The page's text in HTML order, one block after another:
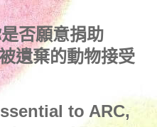
否願意捐助
遺棄的動物接受
to ARC,